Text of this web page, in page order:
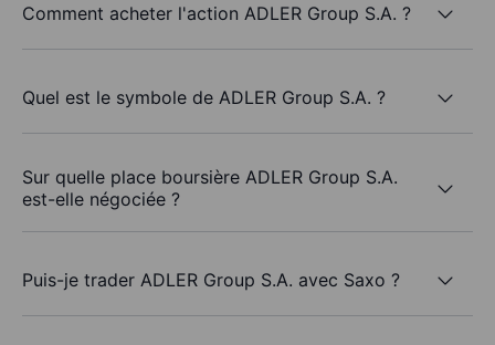
Comment acheter l'action ADLER Group S.A. ?
Quel est le symbole de ADLER Group S.A. ?
Sur quelle place boursière ADLER Group S.A.
est-elle négociée ?
Puis-je trader ADLER Group S.A. avec Saxo ?